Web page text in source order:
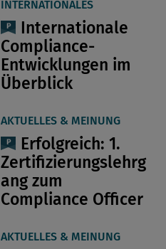
INTERNATIONALES
Internationale
Compliance-
Entwicklungen im
Überblick
AKTUELLES & MEINUNG
Erfolgreich: 1.
Zertifizierungslehrg
ang zum
Compliance Officer
AKTUELLES & MEINUNG